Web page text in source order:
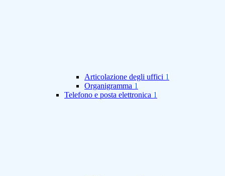
Articolazione degli uffici 1
Organigramma 1
Telefono e posta elettronica 1